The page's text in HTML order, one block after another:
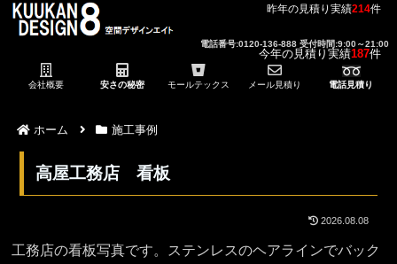
昨年の見積り実績214件
今年の見積り実績187件
電話番号:0120-136-888 受付時間:9:00～21:00
会社概要 安さの秘密 モールテックス メール見積り 電話見積り
ホーム 施工事例
高屋工務店 看板
2026.08.08
工務店の看板写真です。ステンレスのヘアラインでバック